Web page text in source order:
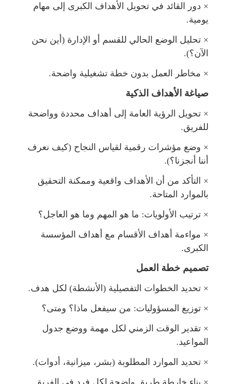
× دور القائد في تحويل الأهداف الكبرى إلى مها
يومية.
× تحليل الوضع الحالي للقسم أو الإدارة (أين نحن
الآن؟).
× خاطر العمل بدون خطة تشغيلية واضحة.
صياغة الأهداف الذكية
× تحويل الرؤية العامة إلى أهداف محددة وواضحة
فريق.
× وضع مؤشرات رقمية لقياس النجاح (كيف نعرف
أننا أنجزنا؟).
× التأكد من أن الأهداف واقعية وممكنة التحقيق
بالموارد المتاحة.
× ترتيب الأولويات: ما هو المهم وما هو العاجل؟
× واءمة أهداف الأقسام مع أهداف المؤسسة
الكبرى.
تصميم خطة الع
× تحديد الخطوات التفصيلية (الأنشطة) لكل هدف.
× توزيع المسؤوليات: من سيفعل ماذا؟ ومتى؟
× تقدير الوقت الزمني لكل مهمة ووضع جدو
المواعيد.
× تحديد الموارد المطلوبة (بشر، ميزانية، أدوات).
× بناء خارطة طريق واضحة لكل فرد في الفريق.